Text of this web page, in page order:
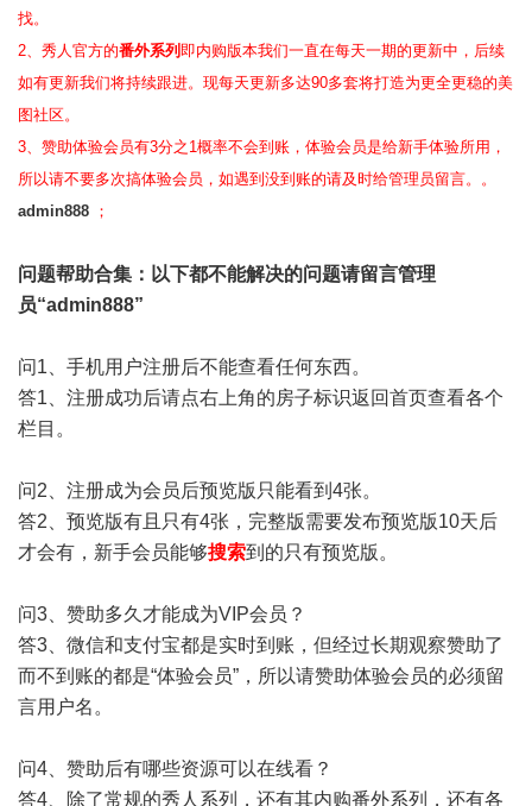
找。
2、 秀人官方的番外系列 即内购版本我们一直在每天一期的更新中，后续
如有更新我们将持续跟进。现每天更新多达90多套将打造为更全更稳的美
图社区。
3、赞助体验会员有3分之1概率不会到账，体验会员是给新手体验所用，
所以请不要多次搞体验会员，如遇到没到账的请及时给管理员留言。。
admin888 ；
问题帮助合集 ：以下都不能解决的问题请留言管理
员“admin888”
问1、手机用户注册后不能查看任何东西。
答1、注册成功后请点右上角的房子标识返回首页查看各个
栏目。
问2、注册成为会员后预览版只能看到4张。
答2、预览版有且只有4张，完整版需要发布预览版10天后
才会有，新手会员能够搜索到的只有预览版。
问3、赞助多久才能成为VIP会员？
答3、微信和支付宝都是实时到账，但经过长期观察赞助了
而不到账的都是“体验会员”，所以请赞助体验会员的必须留
言用户名。
问4、赞助后有哪些资源可以在线看？
答4、除了常规的秀人系列，还有其内购番外系列，还有各